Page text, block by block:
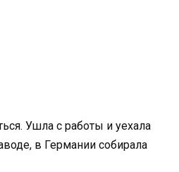
Ушла с работы и уехала
в Германии собирала